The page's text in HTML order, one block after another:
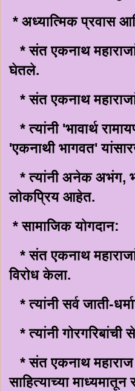
* अध्यात्मिक प्रवास
* संत एकनाथ
घेतले.
* संत एकनाथ
* त्यांनी 'भावार्थ
'एकनाथी भागवत'
* त्यांनी अनेक अभंग,
लोकप्रिय आहेत.
* सामाजिक योगदान:
* संत एकनाथ
विरोध केला.
* त्यांनी सर्व जाती-
* त्यांनी
* संत एकनाथ महाराज
साहित्याच्या